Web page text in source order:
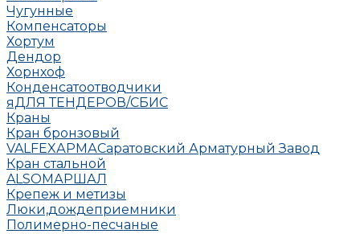
Чугунные
Компенсаторы
Хортум
Дендор
Хорнхоф
Конденсатоотводчики
яДЛЯ ТЕНДЕРОВ/СБИС
Краны
Кран бронзовый
VALFEXАРМАСаратовский Арматурный Завод
Кран стальной
ALSO МАРШАЛ
Крепеж и метизы
Люки,дождеприемники
Полимерно-песчаные